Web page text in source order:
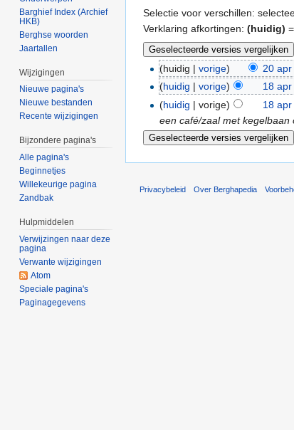
Selectie voor verschillen:
Verklaring afkortingen: (huidig)
(huidig |vorige) 20
(huidig |vorige) 18
(huidig | vorige) 18
een café/zaal met
Barghief Index (Archief
HKB)
Berghse woorden
Jaartallen
Wijzigingen
Nieuwe pagina's
Nieuwe bestanden
Recente wijzigingen
Bijzondere pagina's
Alle pagina's
Beginnetjes
Willekeurige pagina
Zandbak
Hulpmiddelen
Verwijzingen naar deze
pagina
Verwante wijzigingen
Atom
Speciale pagina's
Paginagegevens
Privacybeleid Over Berghapedia